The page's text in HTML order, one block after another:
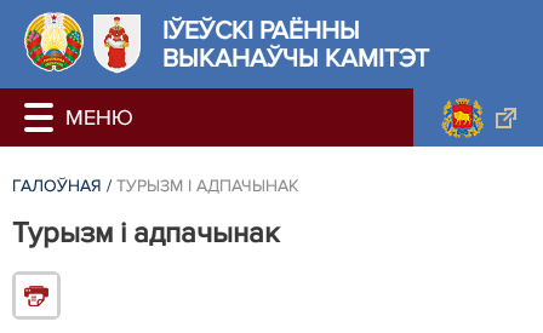
ІЎЕЎСКІ РАЁННЫ
ВЫКАНАЎЧЫ КАМІТЭТ
ГАЛОЎНАЯ / ТУРЫЗМ І АДПАЧЫНАК
Турызм і адпачынак